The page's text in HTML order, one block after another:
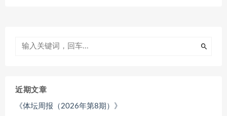
近期文章
《体坛周报（2026年第8期）》